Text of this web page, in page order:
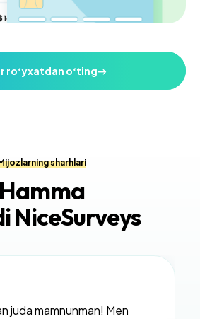
roʻyxatdan oʻting
sharhlari
Hamma
NiceSurveys
juda mamnunman! Men